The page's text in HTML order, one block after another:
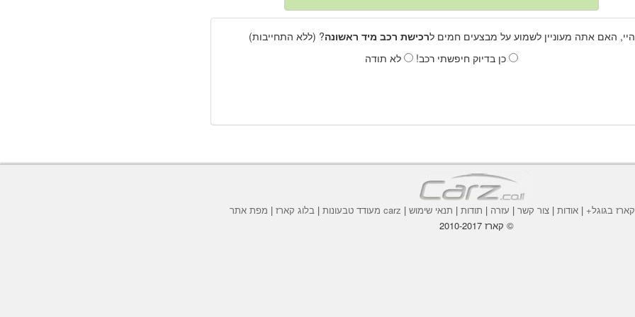
היי, האם אתה מעוניין לשמוע על מבצעים חמים לרכישת רכב מיד ראשונה? (ללא התחייבות)
כן בדיוק חיפשתי רכב!
לא תודה
קארז בגוגל+ | אודות | צור קשר | עזרה | תודות | תנאי שימוש | carz מעודד טבעונות | בלוג קארז | מפת אתר
© קארז 2010-2017